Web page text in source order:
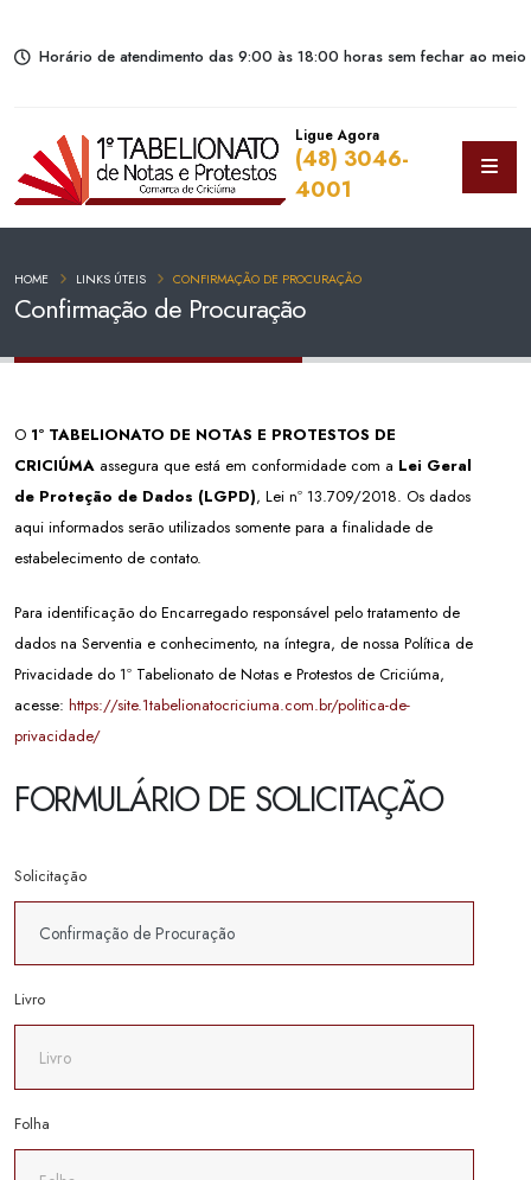
Horário de atendimento das 9:00 às 18:00 horas sem fechar ao meio
Ligue Agora
(48) 3046-
4001
Confirmação de Procuração
HOME LINKS ÚTEIS CONFIRMAÇÃO DE PROCURAÇÃO
O 1º TABELIONATO DE NOTAS E PROTESTOS DE
CRICIÚMA assegura que está em conformidade com a Lei Geral
de Proteção de Dados (LGPD), Lei nº 13.709/2018. Os dados
aqui informados serão utilizados somente para a finalidade de
estabelecimento de contato.
Para identificação do Encarregado responsável pelo tratamento de
dados na Serventia e conhecimento, na íntegra, de nossa Política de
Privacidade do 1º Tabelionato de Notas e Protestos de Criciúma,
acesse: https://site.1tabelionatocriciuma.com.br/politica-de-
privacidade/
FORMULÁRIO DE SOLICITAÇÃO
Solicitação
Livro
Folha